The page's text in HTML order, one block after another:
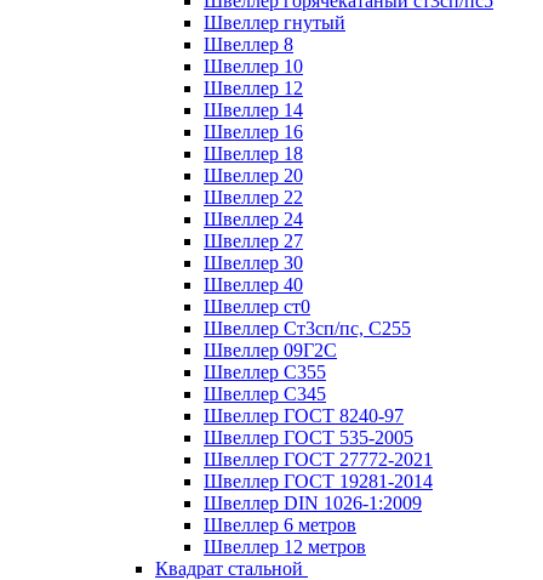
Швеллер гнутый
Швеллер 8
Швеллер 10
Швеллер 12
Швеллер 14
Швеллер 16
Швеллер 18
Швеллер 20
Швеллер 22
Швеллер 24
Швеллер 27
Швеллер 30
Швеллер 40
Швеллер ст0
Швеллер Ст3сп/пс, С255
Швеллер 09Г2С
Швеллер С355
Швеллер С345
Швеллер ГОСТ 8240-97
Швеллер ГОСТ 535-2005
Швеллер ГОСТ 27772-2021
Швеллер ГОСТ 19281-2014
Швеллер DIN 1026-1:2009
Швеллер 6 метров
Швеллер 12 метров
Квадрат стальной